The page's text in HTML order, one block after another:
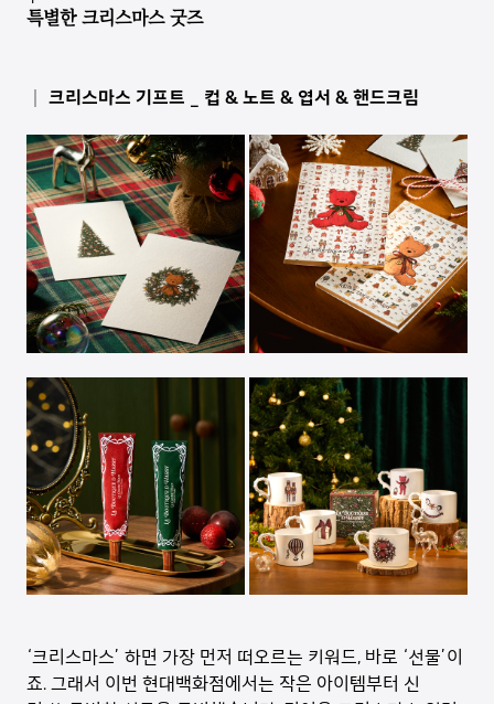
특별한 크리스마스 굿즈
│ 크리스마스 기프트 _ 컵 & 노트 & 엽서 & 핸드크림
‘크리스마스’ 하면 가장 먼저 떠오르는 키워드, 바로 ‘선물’이
죠. 그래서 이번 현대백화점에서는 작은 아이템부터 신